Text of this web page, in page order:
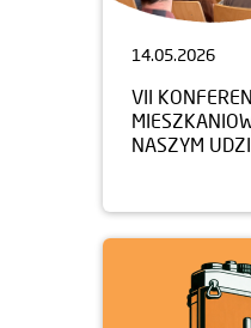
14.05.2026
VII
NASZYM